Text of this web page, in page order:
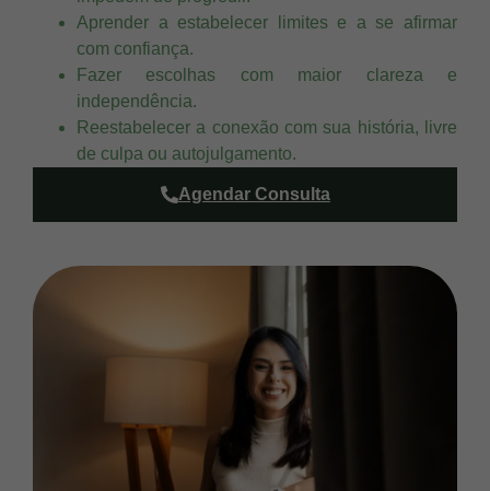
Aprender a estabelecer limites e a se afirmar
com confiança.
Fazer escolhas com maior clareza e
independência.
Reestabelecer a conexão com sua história, livre
de culpa ou autojulgamento.
Agendar Consulta